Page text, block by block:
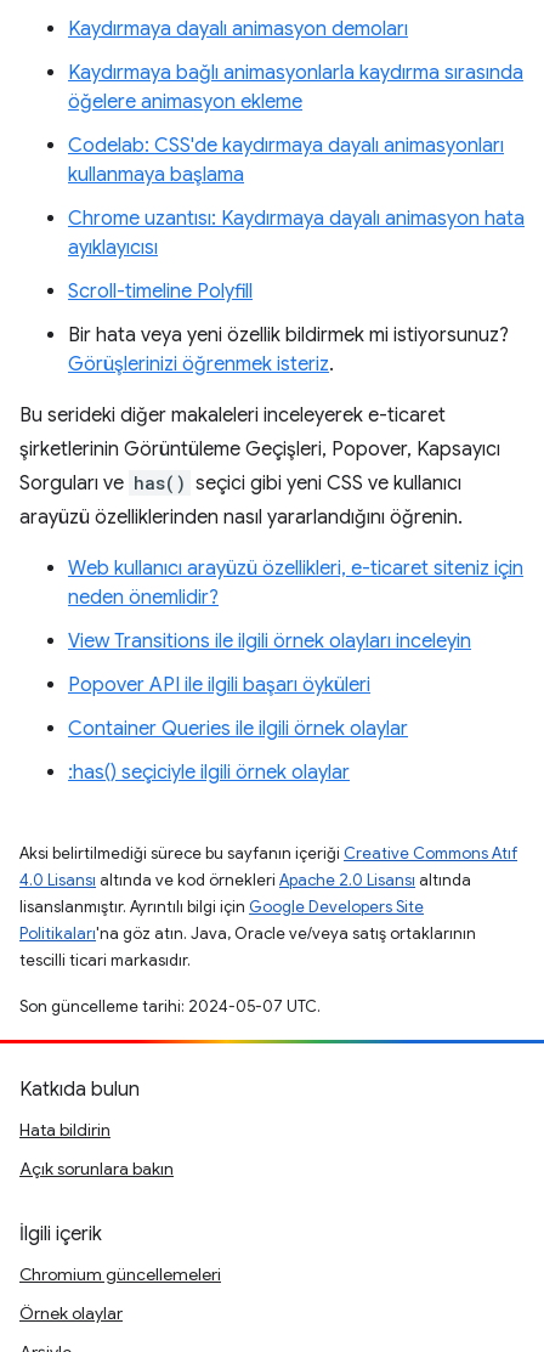
Kaydırmaya dayalı animasyon demoları
Kaydırmaya bağlı animasyonlarla kaydırma sırasında
öğelere animasyon ekleme
Codelab: CSS'de kaydırmaya dayalı animasyonları
kullanmaya başlama
Chrome uzantısı: Kaydırmaya dayalı animasyon hata
ayıklayıcısı
Scroll-timeline Polyfill
Bir hata veya yeni özellik bildirmek mi istiyorsunuz?
Görüşlerinizi öğrenmek isteriz.
Bu serideki diğer makaleleri inceleyerek e-ticaret
şirketlerinin Görüntüleme Geçişleri, Popover, Kapsayıcı
Sorguları ve has() seçici gibi yeni CSS ve kullanıcı
arayüzü özelliklerinden nasıl yararlandığını öğrenin.
Web kullanıcı arayüzü özellikleri, e-ticaret siteniz için
neden önemlidir?
View Transitions ile ilgili örnek olayları inceleyin
Popover API ile ilgili başarı öyküleri
Container Queries ile ilgili örnek olaylar
:has() seçiciyle ilgili örnek olaylar
Aksi belirtilmediği sürece bu sayfanın içeriği Creative Commons Atıf
4.0 Lisansı altında ve kod örnekleri Apache 2.0 Lisansı altında
lisanslanmıştır. Ayrıntılı bilgi için Google Developers Site
Politikaları'na göz atın. Java, Oracle ve/veya satış ortaklarının
tescilli ticari markasıdır.
Son güncelleme tarihi: 2024-05-07 UTC.
Katkıda bulun
Hata bildirin
Açık sorunlara bakın
İlgili içerik
Chromium güncellemeleri
Örnek olaylar